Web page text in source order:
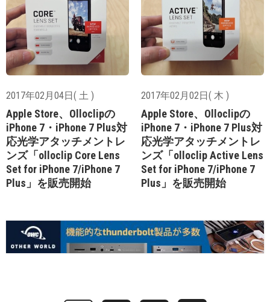
2017年02月04日( 土 )
Apple Store、Olloclipの
iPhone 7・iPhone 7 Plus対
応光学アタッチメントレ
ンズ「olloclip Core Lens
Set for iPhone 7/iPhone 7
Plus」を販売開始
2017年02月02日( 木 )
Apple Store、Olloclipの
iPhone 7・iPhone 7 Plus対
応光学アタッチメントレ
ンズ「olloclip Active Lens
Set for iPhone 7/iPhone 7
Plus」を販売開始